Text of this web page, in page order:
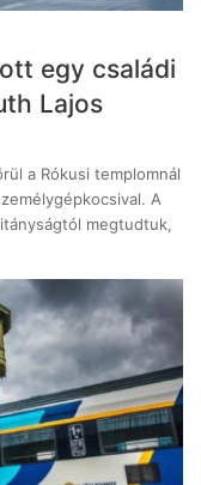
egy családi
Lajos
a Rókusi templomnál
A
megtudtuk,